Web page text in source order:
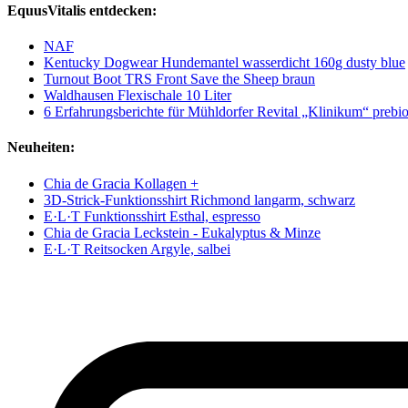
EquusVitalis entdecken:
NAF
Kentucky Dogwear Hundemantel wasserdicht 160g dusty blue
Turnout Boot TRS Front Save the Sheep braun
Waldhausen Flexischale 10 Liter
6 Erfahrungsberichte für Mühldorfer Revital „Klinikum“
Neuheiten:
Chia de Gracia Kollagen +
3D-Strick-Funktionsshirt Richmond langarm, schwarz
E·L·T Funktionsshirt Esthal, espresso
Chia de Gracia Leckstein - Eukalyptus & Minze
E·L·T Reitsocken Argyle, salbei